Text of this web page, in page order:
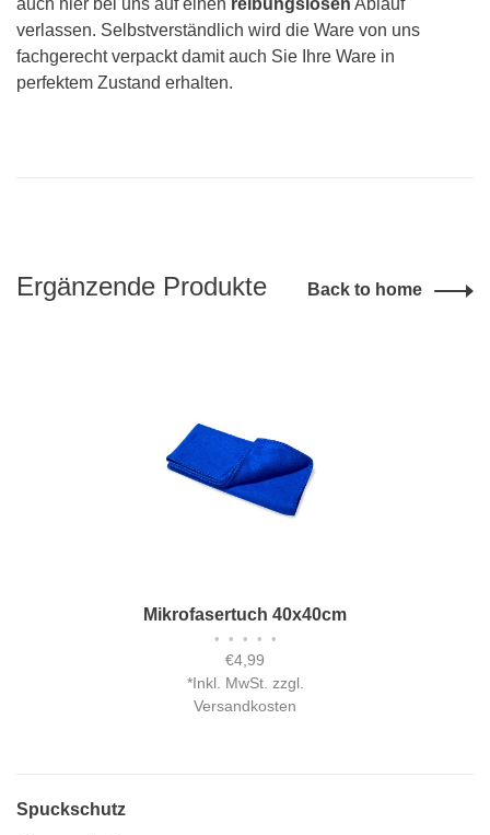
auch hier bei uns auf einen reibungslosen Ablauf
verlassen. Selbstverständlich wird die Ware von uns
fachgerecht verpackt damit auch Sie Ihre Ware in
perfektem Zustand erhalten.
Ergänzende Produkte Back to home
Mikrofasertuch 40x40cm
• • • • •
€4,99
*Inkl. MwSt. zzgl.
Versandkosten
Spuckschutz